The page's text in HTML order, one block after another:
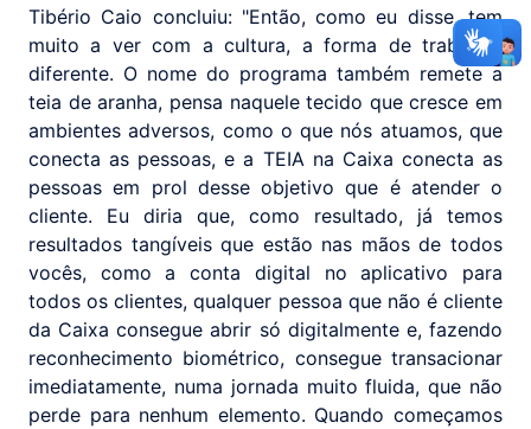
Tibério Caio concluiu: "Então, como eu disse, tem
muito a ver com a cultura, a forma de trabalhar
diferente. O nome do programa também remete a
teia de aranha, pensa naquele tecido que cresce em
ambientes adversos, como o que nós atuamos, que
conecta as pessoas, e a TEIA na Caixa conecta as
pessoas em prol desse objetivo que é atender o
cliente. Eu diria que, como resultado, já temos
resultados tangíveis que estão nas mãos de todos
vocês, como a conta digital no aplicativo para
todos os clientes, qualquer pessoa que não é cliente
da Caixa consegue abrir só digitalmente e, fazendo
reconhecimento biométrico, consegue transacionar
imediatamente, numa jornada muito fluida, que não
perde para nenhum elemento. Quando começamos